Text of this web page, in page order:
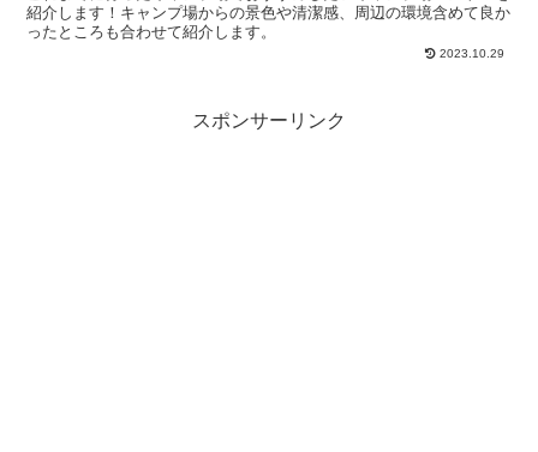
紹介します！キャンプ場からの景色や清潔感、周辺の環境含めて良か
ったところも合わせて紹介します。
2023.10.29
スポンサーリンク